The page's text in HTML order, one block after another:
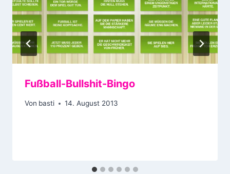
Fußball-Bullshit-Bingo
Von basti 14. August 2013